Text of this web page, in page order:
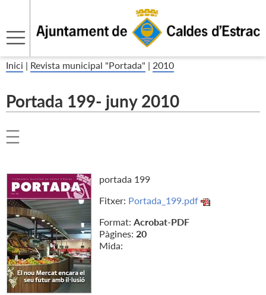
Inici | Revista municipal "Portada" | 2010
Portada 199- juny 2010
portada 199
Fitxer: Portada_199.pdf
Format: Acrobat-PDF
Pàgines: 20
Mida: